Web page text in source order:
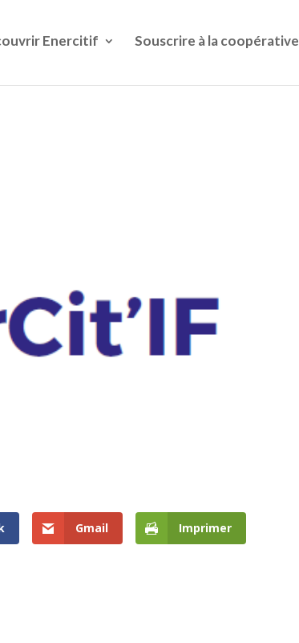
Enercitif Souscrire à la coopérative
Gmail Imprimer